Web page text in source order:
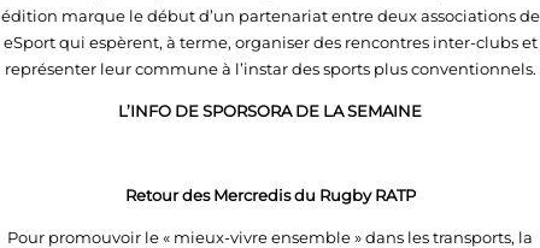
édition marque le début d’un partenariat entre deux associations de
eSport qui espèrent, à terme, organiser des rencontres inter-clubs et
représenter leur commune à l’instar des sports plus conventionnels.
L’INFO DE SPORSORA DE LA SEMAINE
Retour des Mercredis du Rugby RATP
Pour promouvoir le « mieux-vivre ensemble » dans les transports, la